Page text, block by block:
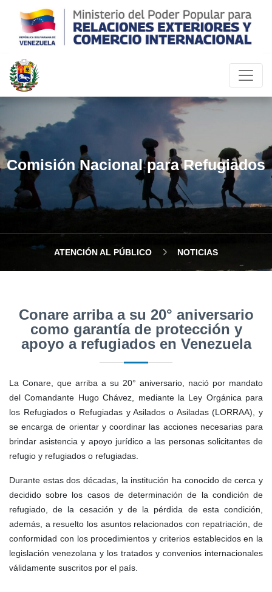
Comisión Nacional para Refugiados
ATENCIÓN AL PÚBLICO NOTICIAS
Conare arriba a su 20° aniversario
como garantía de protección y
apoyo a refugiados en Venezuela
La Conare, que arriba a su 20° aniversario, nació por mandato
del Comandante Hugo Chávez, mediante la Ley Orgánica para
los Refugiados o Refugiadas y Asilados o Asiladas (LORRAA), y
se encarga de orientar y coordinar las acciones necesarias para
brindar asistencia y apoyo jurídico a las personas solicitantes de
refugio y refugiados o refugiadas.
Durante estas dos décadas, la institución ha conocido de cerca y
decidido sobre los casos de determinación de la condición de
refugiado, de la cesación y de la pérdida de esta condición,
además, a resuelto los asuntos relacionados con repatriación, de
conformidad con los procedimientos y criterios establecidos en la
legislación venezolana y los tratados y convenios internacionales
válidamente suscritos por el país.